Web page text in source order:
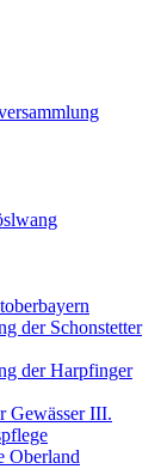
der Schonstetter
der Harpfinger
Gewässer III.
Oberland